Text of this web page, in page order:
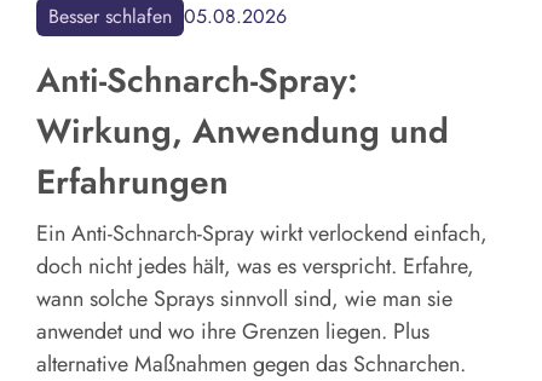
Besser schlafen 05.08.2026
Anti-Schnarch-Spray:
Wirkung, Anwendung und
Erfahrungen
Ein Anti-Schnarch-Spray wirkt verlockend einfach,
doch nicht jedes hält, was es verspricht. Erfahre,
wann solche Sprays sinnvoll sind, wie man sie
anwendet und wo ihre Grenzen liegen. Plus
alternative Maßnahmen gegen das Schnarchen.